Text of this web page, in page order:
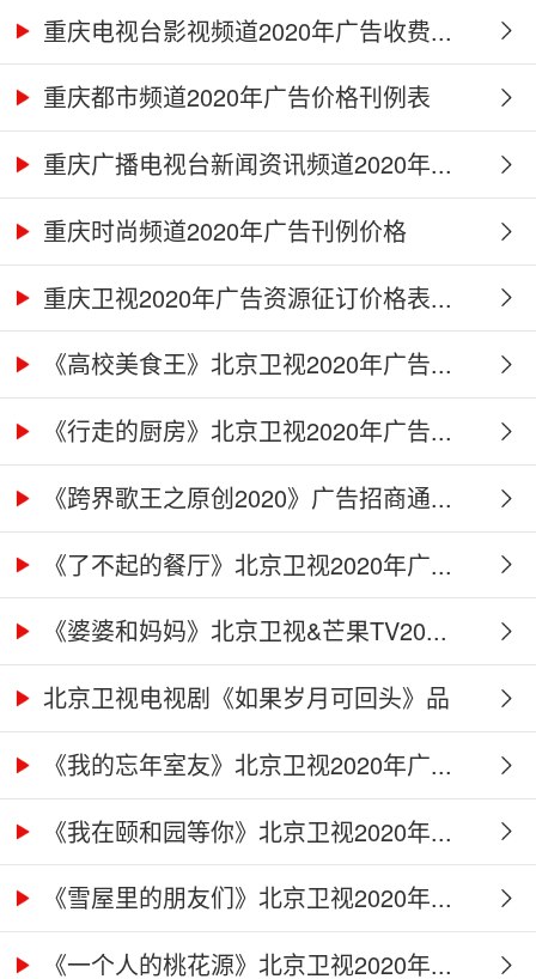
重庆电视台影视频道2020年广告收费...
重庆都市频道2020年广告价格刊例表
重庆广播电视台新闻资讯频道2020年...
重庆时尚频道2020年广告刊例价格
重庆卫视2020年广告资源征订价格表...
《高校美食王》北京卫视2020年广告...
《行走的厨房》北京卫视2020年广告...
《跨界歌王之原创2020》广告招商通...
《了不起的餐厅》北京卫视2020年广...
《婆婆和妈妈》北京卫视&芒果TV20...
北京卫视电视剧《如果岁月可回头》品
牌...《我的忘年室友》北京卫视2020年广...
《我在颐和园等你》北京卫视2020年...
《雪屋里的朋友们》北京卫视2020年...
《一个人的桃花源》北京卫视2020年...